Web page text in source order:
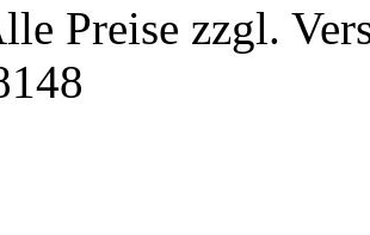
Preise zzgl.